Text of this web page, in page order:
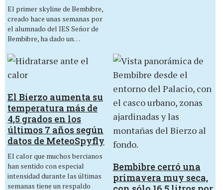
El primer skyline de Bembibre,
creado hace unas semanas por
el alumnado del IES Señor de
Bembibre, ha dado un…
El Bierzo aumenta su
temperatura más de
4,5 grados en los
últimos 7 años según
datos de MeteoSpyfly
El calor que muchos bercianos
han sentido con especial
intensidad durante las últimas
semanas tiene un respaldo
Bembibre cerró una
primavera muy seca,